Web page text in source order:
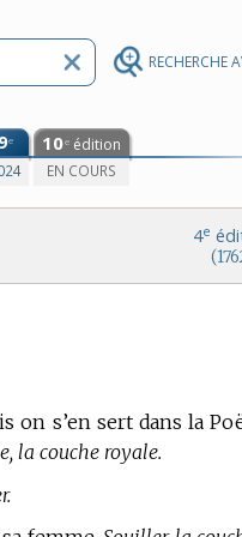
RECHERCHE
9e 10e édition
EN COURS
4e
on s’en sert dans la
la couche royale.